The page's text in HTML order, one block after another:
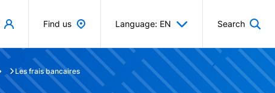
Find us Language: EN Search
Les frais bancaires